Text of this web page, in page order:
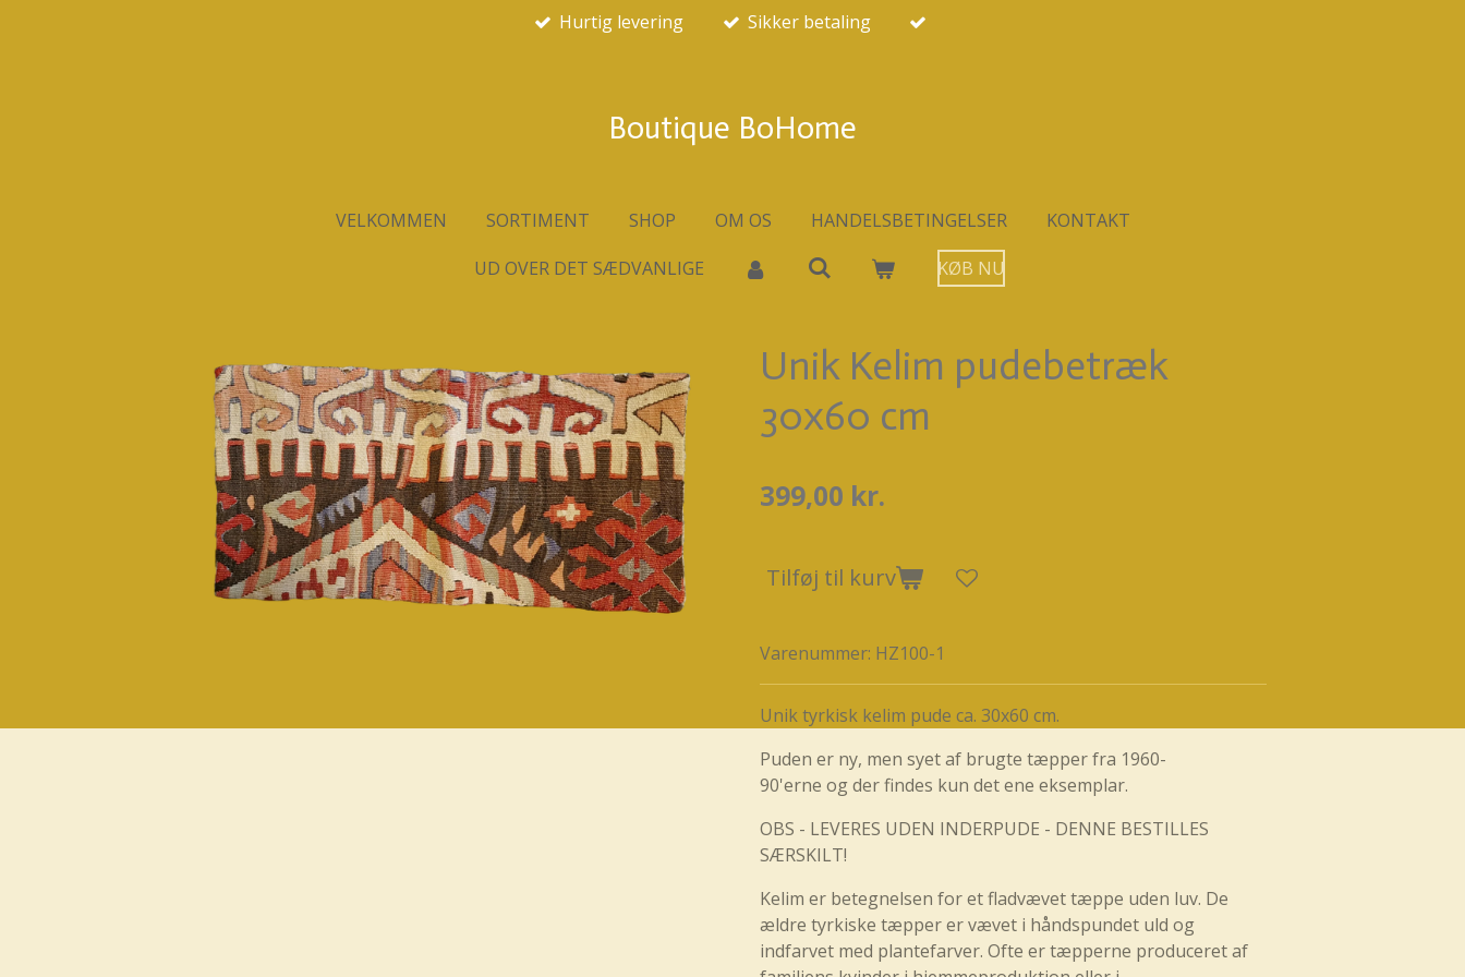
Hurtig levering Sikker betaling
Boutique BoHome
VELKOMMEN SORTIMENT SHOP OM OS HANDELSBETINGELSER
KONTAKT
UD OVER DET SÆDVANLIGE
KØB NU
Unik Kelim pudebetræk
30x60 cm
399,00 kr.
Tilføj til kurv
Varenummer: HZ100-1
Unik tyrkisk kelim pude ca. 30x60 cm.
Puden er ny, men syet af brugte tæpper fra 1960-
90'erne og der findes kun det ene eksemplar.
OBS - LEVERES UDEN INDERPUDE - DENNE BESTILLES
SÆRSKILT!
Kelim er betegnelsen for et fladvævet tæppe uden luv. De
ældre tyrkiske tæpper er vævet i håndspundet uld og
indfarvet med plantefarver. Ofte er tæpperne produceret af